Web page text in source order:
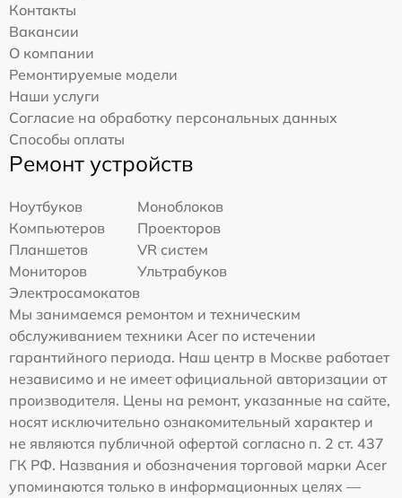
Контакты
Вакансии
О компании
Ремонтируемые модели
Наши услуги
Согласие на обработку персональных данных
Способы оплаты
Ремонт устройств
Ноутбуков
Моноблоков
Компьютеров
Проекторов
Планшетов
VR систем
Мониторов
Ультрабуков
Электросамокатов
Мы занимаемся ремонтом и техническим
обслуживанием техники Acer по истечении
гарантийного периода. Наш центр в Москве работает
независимо и не имеет официальной авторизации от
производителя. Цены на ремонт, указанные на сайте,
носят исключительно ознакомительный характер и
не являются публичной офертой согласно п. 2 ст. 437
ГК РФ. Названия и обозначения торговой марки Acer
упоминаются только в информационных целях —